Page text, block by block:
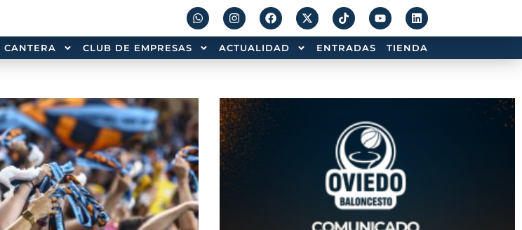
CANTERA CLUB DE EMPRESAS ACTUALIDAD ENTRADAS TIENDA